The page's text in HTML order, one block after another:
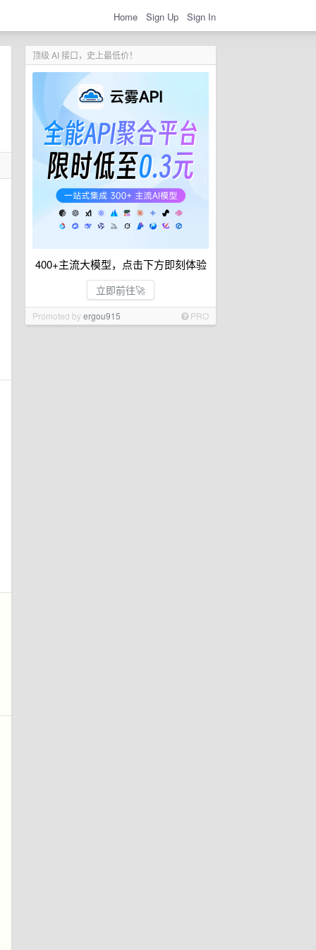
Home Sign Up Sign In
顶级 AI 接口，史上最低价！
400+主流大模型，点击下方即刻体验
立即前往🚀
Promoted byergou915 PRO